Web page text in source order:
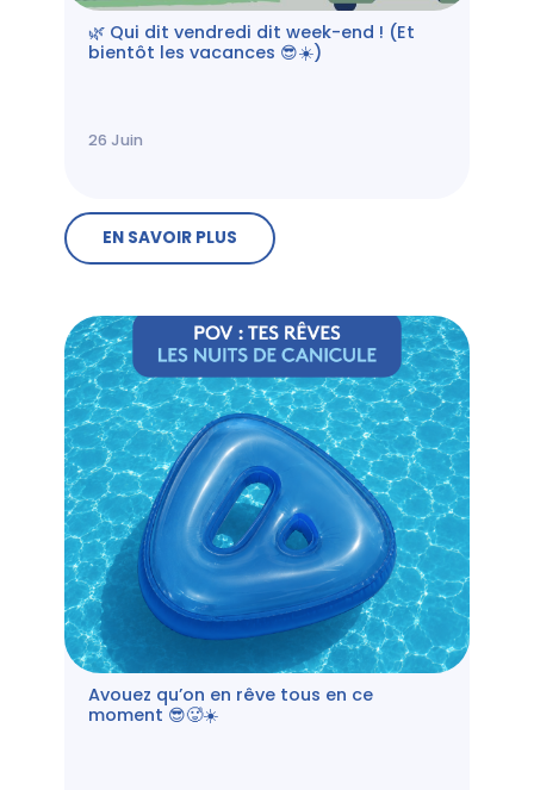
🌿 Qui dit vendredi dit week-end ! (Et
bientôt les vacances 😎☀️)
26 Juin
EN SAVOIR PLUS
Avouez qu’on en rêve tous en ce
moment 😎🥵☀️